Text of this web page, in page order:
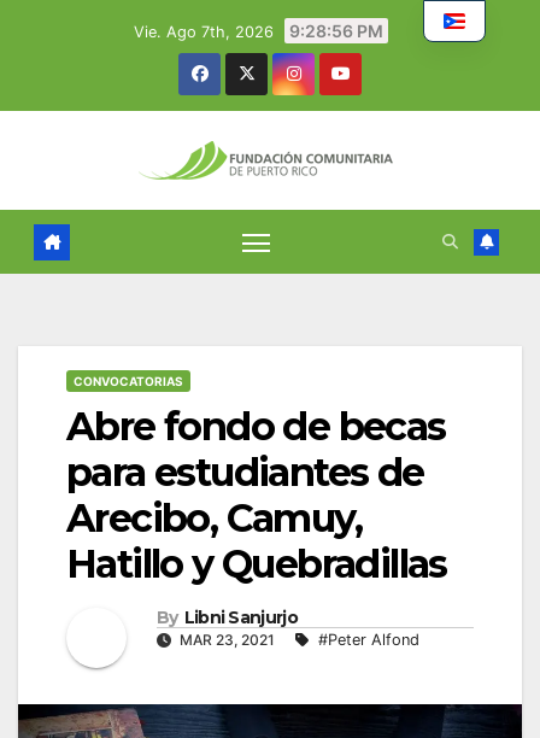
Vie. Ago 7th, 2026 9:28:57 PM
CONVOCATORIAS
Abre fondo de becas
para estudiantes de
Arecibo, Camuy,
Hatillo y Quebradillas
By Libni Sanjurjo
MAR 23, 2021 #Peter Alfond